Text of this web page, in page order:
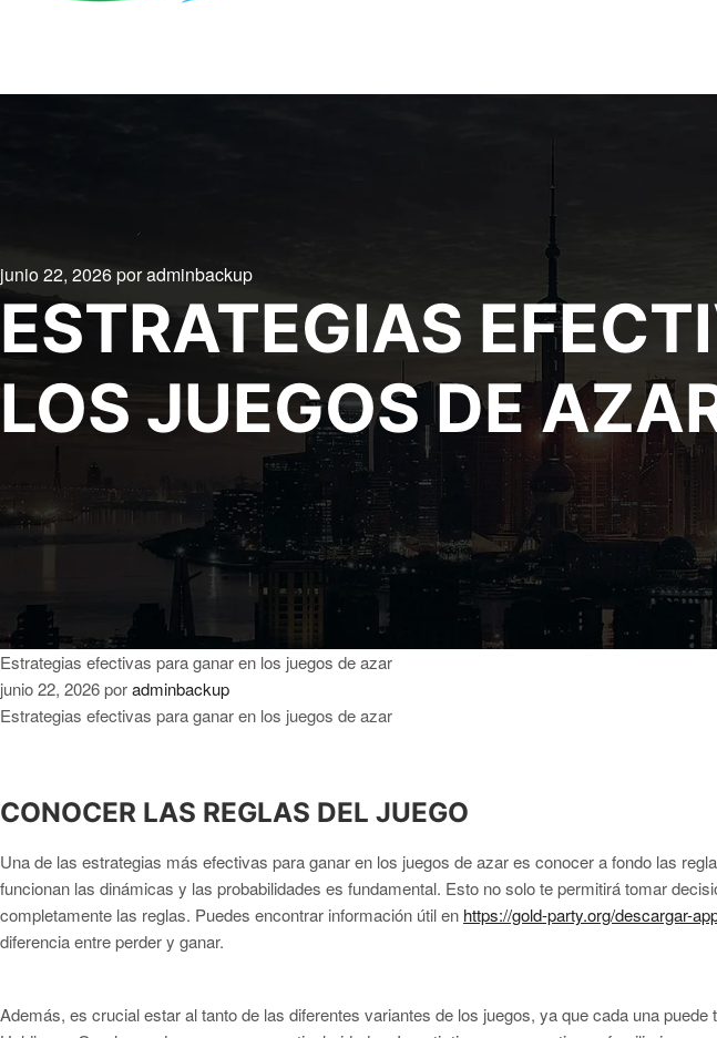
junio 22, 2026poradminbackup
ESTRATEGIAS
LOS JUEGOS DE
Estrategias efectivas para ganar en los juegos de azar
junio 22, 2026poradminbackup
Estrategias efectivas para ganar en los juegos de azar
CONOCER LAS REGLAS DEL JUEGO
Una de las estrategias más efectivas para ganar en los juegos de azar es conocer a fondo las
funcionan las dinámicas y las probabilidades es fundamental. Esto no solo te permitirá tomar
completamente las reglas. Puedes encontrar información útil en https://gold-party.org/descargar-
diferencia entre perder y ganar.
Además, es crucial estar al tanto de las diferentes variantes de los juegos, ya que cada una